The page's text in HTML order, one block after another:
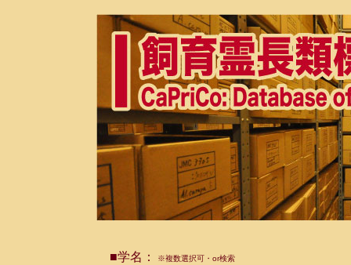
■学名： ※複数選択可・or検索